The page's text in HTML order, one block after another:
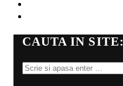
CAUTA IN SITE: